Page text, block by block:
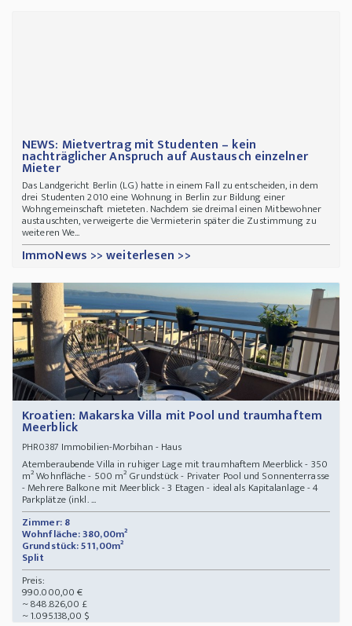
NEWS: Mietvertrag mit Studenten – kein
nachträglicher Anspruch auf Austausch einzelner
Mieter
Das Landgericht Berlin (LG) hatte in einem Fall zu entscheiden, in dem
drei Studenten 2010 eine Wohnung in Berlin zur Bildung einer
Wohngemeinschaft mieteten. Nachdem sie dreimal einen Mitbewohner
austauschten, verweigerte die Vermieterin später die Zustimmung zu
weiteren We...
ImmoNews >> weiterlesen >>
Kroatien: Makarska Villa mit Pool und traumhaftem
Meerblick
PHR0387 Immobilien-Morbihan - Haus
Atemberaubende Villa in ruhiger Lage mit traumhaftem Meerblick - 350
m² Wohnfläche - 500 m² Grundstück - Privater Pool und Sonnenterrasse
- Mehrere Balkone mit Meerblick - 3 Etagen - ideal als Kapitalanlage - 4
Parkplätze (inkl. ...
Zimmer: 8
Wohnfläche: 380,00m²
Grundstück: 511,00m²
Split
Preis:
990.000,00 €
~ 848.826,00 £
~ 1.095.138,00 $